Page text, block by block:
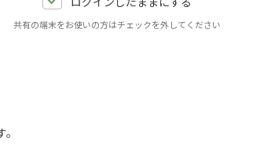
共有の端末をお使いの方はチェックを外してください